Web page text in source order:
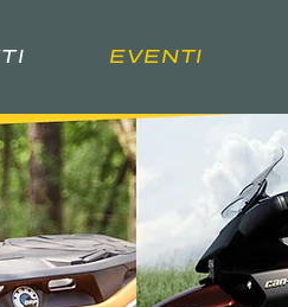
EVENTI